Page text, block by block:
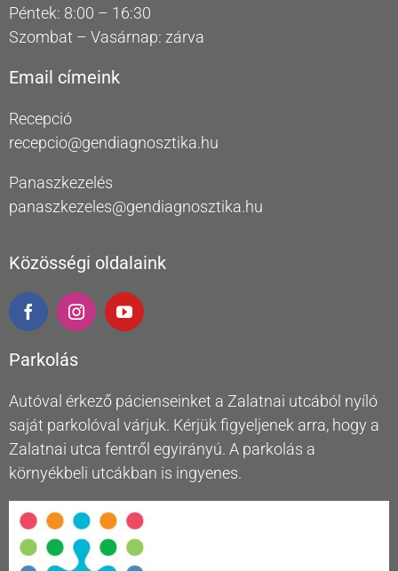
Péntek: 8:00 – 16:30
Szombat – Vasárnap: zárva
Email címeink
Recepció
recepcio@gendiagnosztika.hu
Panaszkezelés
panaszkezeles@gendiagnosztika.hu
Közösségi oldalaink
Parkolás
Autóval érkező pácienseinket a Zalatnai utcából nyíló
saját parkolóval várjuk. Kérjük figyeljenek arra, hogy a
Zalatnai utca fentről egyirányú. A parkolás a
környékbeli utcákban is ingyenes.